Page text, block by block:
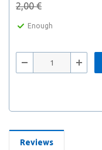
2,00 €
Enough
Reviews